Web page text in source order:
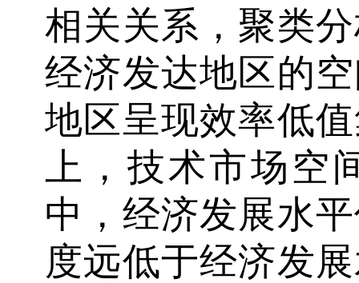
相关关系，聚类
经济发达地区的
地区呈现效率低
上，技术市场空
中，经济发展水
度远低于经济发